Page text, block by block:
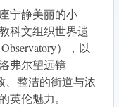
宁静美丽的小
科文组织世界遗
），以
弗尔望远镜
、整洁的街道与浓
英伦魅力。